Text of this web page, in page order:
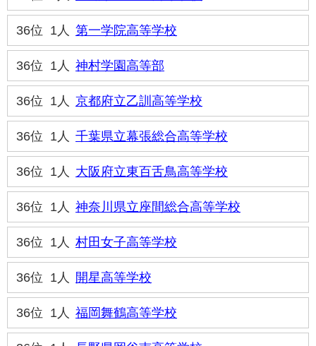
36位 1人 第一学院高等学校
36位 1人 神村学園高等部
36位 1人 京都府立乙訓高等学校
36位 1人 千葉県立幕張総合高等学校
36位 1人 大阪府立東百舌鳥高等学校
36位 1人 神奈川県立座間総合高等学校
36位 1人 村田女子高等学校
36位 1人 開星高等学校
36位 1人 福岡舞鶴高等学校